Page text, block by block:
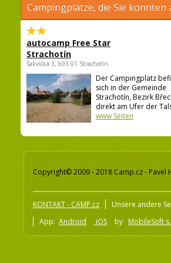
Campingplätze, die Sie könnten
autocamp Free Star
Strachotín
Šakvická 3, 693 01 Strachotín
Der Campingplatz
sich in der Gemeinde
Strachotín, Bezirk
direkt am Ufer der
www Seiten
Copyright© 2009 - 2018 Camp.cz - Pavel
KONTAKT - CAMP.cz Unsere andere
App: Android iOS by MobileSoft